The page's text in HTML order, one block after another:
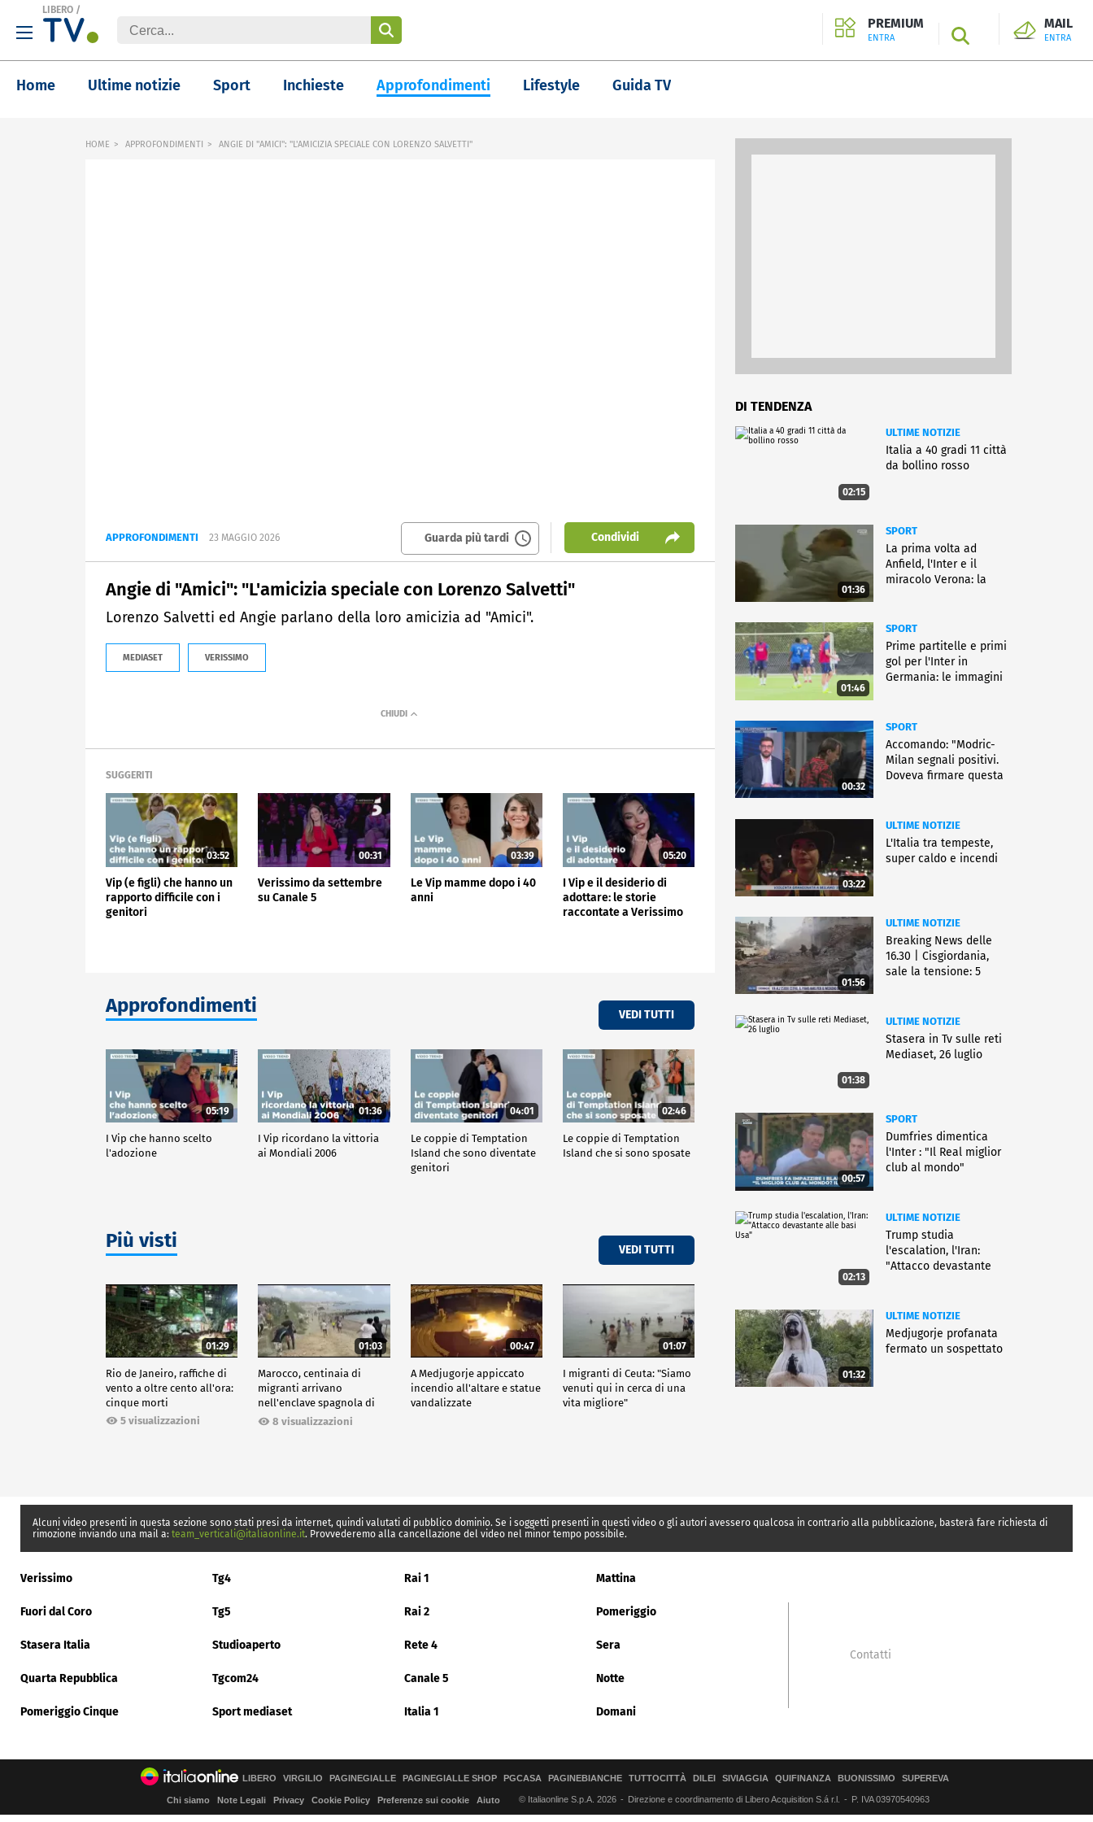
LIBERO /
PREMIUM
ENTRA SEARCH
MAIL
ENTRA
Home Ultime notizie Sport Inchieste Approfondimenti Lifestyle Guida TV
HOME APPROFONDIMENTI ANGIE DI "AMICI": "L'AMICIZIA SPECIALE CON LORENZO SALVETTI"
APPROFONDIMENTI 23 MAGGIO 2026 Guarda più tardi Condividi
Angie di "Amici": "L'amicizia speciale con Lorenzo Salvetti"
Lorenzo Salvetti ed Angie parlano della loro amicizia ad "Amici".
MEDIASET VERISSIMO
SUGGERITI
03:52
Vip (e figli) che hanno un
rapporto difficile con i
genitori
00:31
Verissimo da settembre
su Canale 5
03:39
Le Vip mamme dopo i 40
anni
05:20
I Vip e il desiderio di
adottare: le storie
raccontate a Verissimo
Approfondimenti VEDI TUTTI
05:19
I Vip che hanno scelto
l'adozione
01:36
I Vip ricordano la vittoria
ai Mondiali 2006
04:01
Le coppie di Temptation
Island che sono diventate
genitori
02:46
Le coppie di Temptation
Island che si sono sposate
Più visti VEDI TUTTI
01:29
Rio de Janeiro, raffiche di
vento a oltre cento all'ora:
cinque morti
5 visualizzazioni
01:03
Marocco, centinaia di
migranti arrivano
nell'enclave spagnola di
Ceuta8 visualizzazioni
00:47
A Medjugorje appiccato
incendio all'altare e statue
vandalizzate
01:07
I migranti di Ceuta: "Siamo
venuti qui in cerca di una
vita migliore"
DI TENDENZA
02:15
ULTIME NOTIZIE
Italia a 40 gradi 11 città
da bollino rosso
01:36
SPORT
La prima volta ad
Anfield, l'Inter e il
miracolo Verona: la
01:46
SPORT
Prime partitelle e primi
gol per l'Inter in
Germania: le immagini
00:32
SPORT
Accomando: "Modric-
Milan segnali positivi.
Doveva firmare questa
03:22
ULTIME NOTIZIE
L'Italia tra tempeste,
super caldo e incendi
01:56
ULTIME NOTIZIE
Breaking News delle
16.30 | Cisgiordania,
sale la tensione: 5
01:38
ULTIME NOTIZIE
Stasera in Tv sulle reti
Mediaset, 26 luglio
00:57
SPORT
Dumfries dimentica
l'Inter : "Il Real miglior
club al mondo"
02:13
ULTIME NOTIZIE
Trump studia
l'escalation, l'Iran:
"Attacco devastante
01:32
ULTIME NOTIZIE
Medjugorje profanata
fermato un sospettato
Alcuni video presenti in questa sezione sono stati presi da internet, quindi valutati di pubblico dominio. Se i soggetti presenti in questi video o gli autori avessero qualcosa in contrario alla pubblicazione, basterà fare richiesta di
rimozione inviando una mail a: team_verticali@italiaonline.it. Provvederemo alla cancellazione del video nel minor tempo possibile.
Verissimo Tg4 Rai 1 Mattina
Fuori dal Coro Tg5 Rai 2 Pomeriggio
Stasera Italia Studioaperto Rete 4 Sera
Quarta Repubblica Tgcom24 Canale 5 Notte
Pomeriggio Cinque Sport mediaset Italia 1 Domani
Contatti
LIBERO VIRGILIO PAGINEGIALLE PAGINEGIALLE SHOP PGCASA PAGINEBIANCHE TUTTOCITTÀ DILEI SIVIAGGIA QUIFINANZA BUONISSIMO SUPEREVA
Chi siamo Note Legali Privacy Cookie Policy Preferenze sui cookie Aiuto © Italiaonline S.p.A. 2026 Direzione e coordinamento di Libero Acquisition S.á r.l. P. IVA 03970540963